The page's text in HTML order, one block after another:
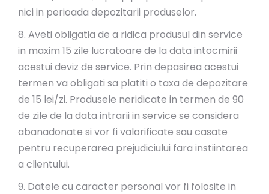
nici in perioada depozitarii produselor.
8. Aveti obligatia de a ridica produsul din service
in maxim 15 zile lucratoare de la data intocmirii
acestui deviz de service. Prin depasirea acestui
termen va obligati sa platiti o taxa de depozitare
de 15 lei/zi. Produsele neridicate in termen de 90
de zile de la data intrarii in service se considera
abanadonate si vor fi valorificate sau casate
pentru recuperarea prejudiciului fara instiintarea
a clientului.
9. Datele cu caracter personal vor fi folosite in